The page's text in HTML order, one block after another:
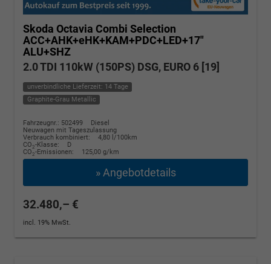
Skoda Octavia Combi Selection
ACC+AHK+eHK+KAM+PDC+LED+17"
ALU+SHZ
2.0 TDI 110kW (150PS) DSG, EURO 6 [19]
unverbindliche Lieferzeit: 14 Tage
Graphite-Grau Metallic
Fahrzeugnr.: 502499
Diesel
Neuwagen mit Tageszulassung
Verbrauch kombiniert:
4,80 l/100km
CO2-Klasse:
D
CO2-Emissionen: 125,00 g/km
» Angebotdetails
32.480,– €
incl. 19% MwSt.